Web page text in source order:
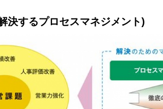
決するプロセスマネジメント)